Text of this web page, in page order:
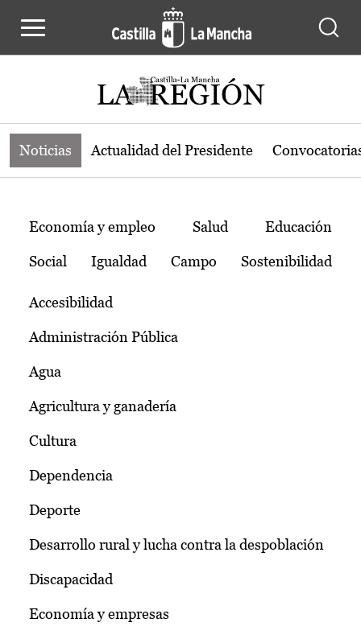
Noticias de la región de Castilla-La
Noticias Actualidad del Presidente
Temas
Economía y empleo Salud Educación
Social Igualdad Campo Sostenibilidad
Accesibilidad
Administración Pública
Agua
Agricultura y ganadería
Cultura
Dependencia
Deporte
Desarrollo rural y lucha contra la despoblación
Discapacidad
Economía y empresas